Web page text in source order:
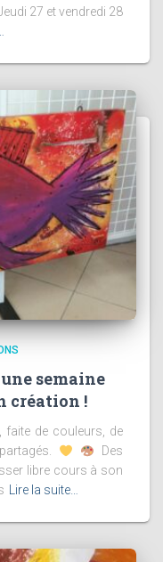
27 et vendredi 28
semaine
création !
faite de couleurs, de
Des
libre cours à son
Lire la suite…